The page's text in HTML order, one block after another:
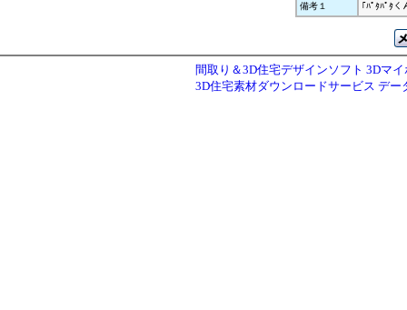
備考１
｢ﾊﾟﾀﾊﾟﾀ
間取り＆3D住宅デザインソフト 3Dマ
3D住宅素材ダウンロードサービス デー